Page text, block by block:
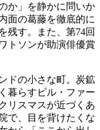
か」を静かに問いか
面の葛藤を徹底的に
残す。また、第74回
トソンが助演俳優賞
ドの小さな町。炭鉱
暮らすビル・ファー
リスマスが近づくあ
で、目を背けたくな